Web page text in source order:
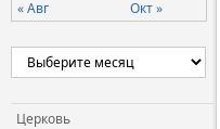
« Авг Окт »
Церковь